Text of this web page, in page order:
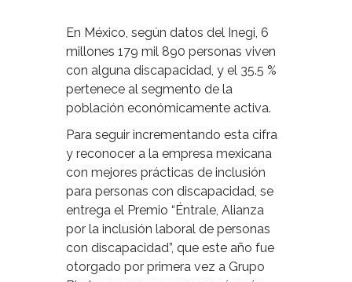
En México, según datos del Inegi, 6
millones 179 mil 890 personas viven
con alguna discapacidad, y el 35.5 %
pertenece al segmento de la
población económicamente activa.
Para seguir incrementando esta cifra
y reconocer a la empresa mexicana
con mejores prácticas de inclusión
para personas con discapacidad, se
entrega el Premio “Éntrale, Alianza
por la inclusión laboral de personas
con discapacidad”, que este año fue
otorgado por primera vez a Grupo